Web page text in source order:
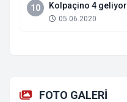
10 Kolpaçino 4 geliyor
05.06.2020
FOTO GALERİ